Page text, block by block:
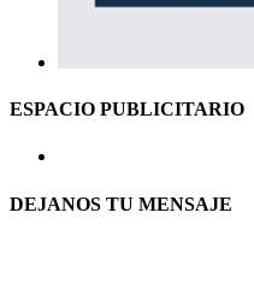
ESPACIO PUBLICITARIO
DEJANOS TU MENSAJE